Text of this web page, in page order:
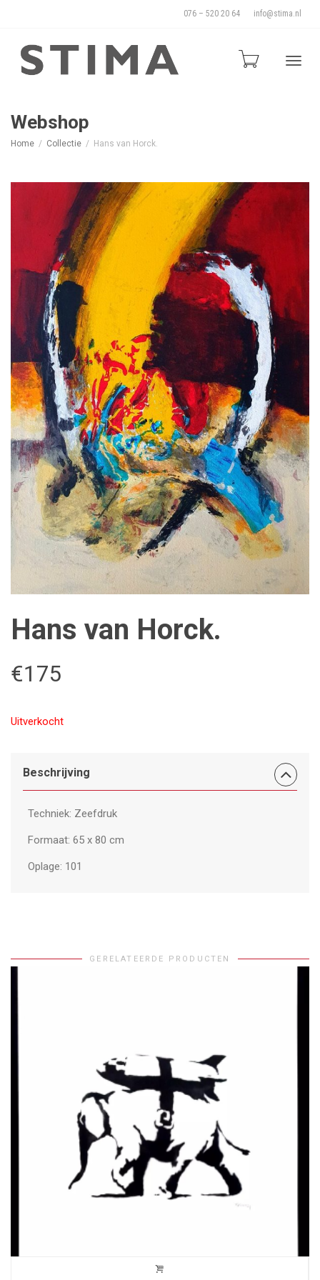
076 – 520 20 64 info@stima.nl
Webshop
Home Collectie Hans van Horck.
Hans van Horck.
€175
Uitverkocht
Beschrijving
Techniek: Zeefdruk
Formaat: 65 x 80 cm
Oplage: 101
GERELATEERDE PRODUCTEN